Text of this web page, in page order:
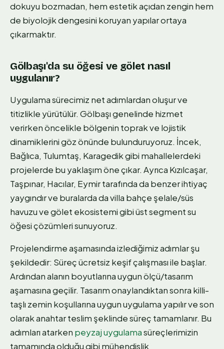
dokuyu bozmadan, hem estetik açıdan zengin hem
de biyolojik dengesini koruyan yapılar ortaya
çıkarmaktır.
Gölbaşı'da su öğesi ve gölet nasıl
uygulanır?
Uygulama sürecimiz net adımlardan oluşur ve
titizlikle yürütülür. Gölbaşı genelinde hizmet
verirken öncelikle bölgenin toprak ve lojistik
dinamiklerini göz önünde bulunduruyoruz. İncek,
Bağlıca, Tulumtaş, Karagedik gibi mahallelerdeki
projelerde bu yaklaşım öne çıkar. Ayrıca Kızılcaşar,
Taşpınar, Hacılar, Eymir tarafında da benzer ihtiyaç
yaygındır ve buralarda da villa bahçe şelale/süs
havuzu ve gölet ekosistemi gibi üst segment su
öğesi çözümleri sunuyoruz.
Projelendirme aşamasında izlediğimiz adımlar şu
şekildedir: Süreç ücretsiz keşif çalışması ile başlar.
Ardından alanın boyutlarına uygun ölçü/tasarım
aşamasına geçilir. Tasarım onaylandıktan sonra killi-
taşlı zemin koşullarına uygun uygulama yapılır ve son
olarak anahtar teslim şeklinde süreç tamamlanır. Bu
adımları atarken peyzaj uygulamasüreçlerimizin
tamamında olduğu gibi mühendislik